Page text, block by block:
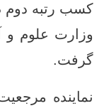
کسب رتبه دوم
وزارت علوم و
گرفت.
نماینده